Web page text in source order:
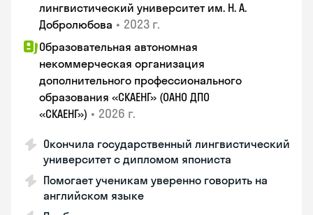
лингвистический университет им. Н. А.
Добролюбова • 2023 г.
Образовательная автономная
некоммерческая организация
дополнительного профессионального
образования «СКАЕНГ» (ОАНО ДПО
«СКАЕНГ») • 2026 г.
Окончила государственный лингвистический
университет с дипломом япониста
Помогает ученикам уверенно говорить на
английском языке